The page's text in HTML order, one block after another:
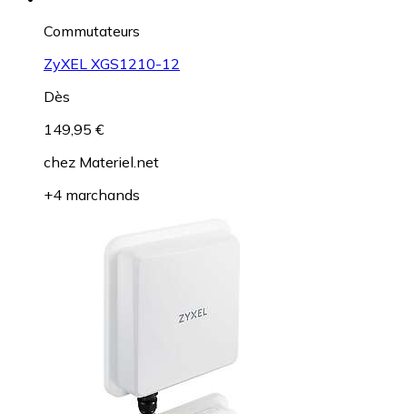
Commutateurs
ZyXEL XGS1210-12
Dès
149,95 €
chez Materiel.net
+4 marchands